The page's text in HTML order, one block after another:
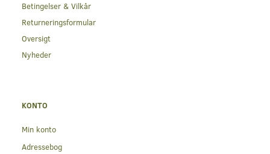
Betingelser & Vilkår
Returneringsformular
Oversigt
Nyheder
KONTO
Min konto
Adressebog